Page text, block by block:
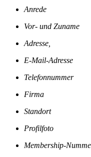
Anrede
Vor- und Zuname
Adresse,
E-Mail-Adresse
Telefonnummer
Firma
Standort
Profilfoto
Membership-